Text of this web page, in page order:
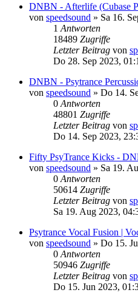
DNBN - Afterlife (Cubase
von speedsound » Sa 16.
1 Antworten
18489 Zugriffe
Letzter Beitrag von
Do 28. Sep 2023,
DNBN - Psytrance
von speedsound » Do 14.
0 Antworten
48801 Zugriffe
Letzter Beitrag von
Do 14. Sep 2023,
Fifty PsyTrance Kicks -
von speedsound » Sa 19.
0 Antworten
50614 Zugriffe
Letzter Beitrag von
Sa 19. Aug 2023,
Psytrance Vocal Fusion |
von speedsound » Do 15.
0 Antworten
50946 Zugriffe
Letzter Beitrag von
Do 15. Jun 2023,